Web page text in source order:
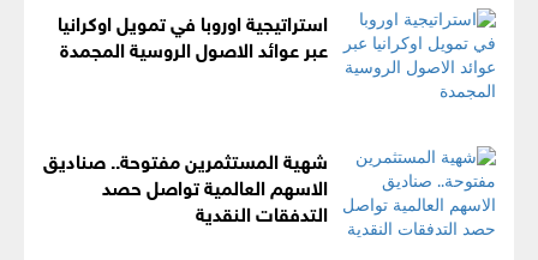
استراتيجية اوروبا في تمويل اوكرانيا
عبر عوائد الاصول الروسية المجمدة
شهية المستثمرين مفتوحة.. صناديق
الاسهم العالمية تواصل حصد
التدفقات النقدية